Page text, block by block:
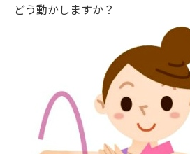
どう動かしますか？